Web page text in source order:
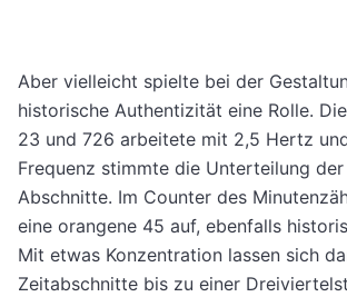
Aber vielleicht spielte bei der
historische Authentizität eine Rolle.
23 und 726 arbeitete mit 2,5 Hertz
Frequenz stimmte die Unterteilung
Abschnitte. Im Counter des
eine orangene 45 auf, ebenfalls
Mit etwas Konzentration lassen sich
Zeitabschnitte bis zu einer